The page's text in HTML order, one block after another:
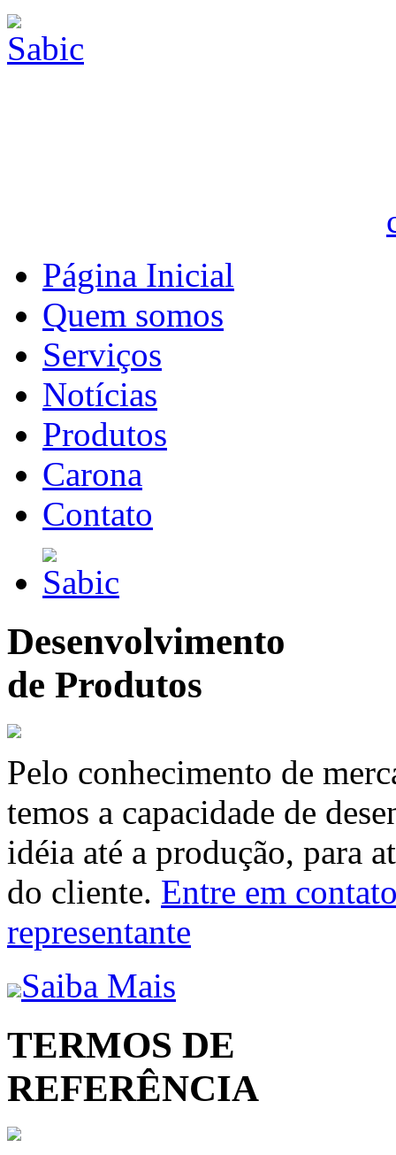
Página Inicial
Quem somos
Serviços
Notícias
Produtos
Carona
Contato
Desenvolvimento
de Produtos
Pelo conhecimento de
temos a capacidade de
idéia até a produção, para
do cliente. Entre em
representante
Saiba Mais
TERMOS DE
REFERÊNCIA